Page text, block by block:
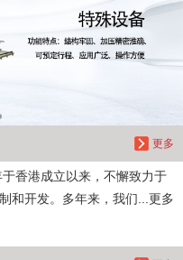
更多
香港成立以来，不懈致力于
和开发。多年来，我们...更多